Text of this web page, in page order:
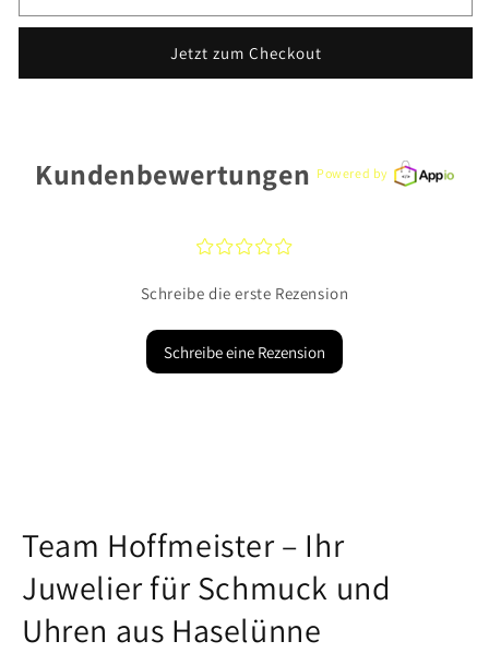
Blush
585
Blush
7137YPW
585
Jetzt zum Checkout
Kundenbewertungen Powered by
¤¤¤¤¤
Schreibe die erste Rezension
Schreibe eine Rezension
Team Hoffmeister – Ihr
Juwelier für Schmuck und
Uhren aus Haselünne